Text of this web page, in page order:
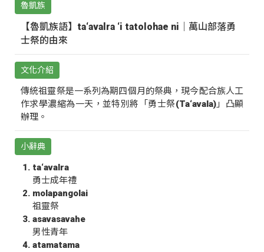
魯凱族
【魯凱族語】ta‘avalra ‘i tatolohae ni｜萬山部落勇
士祭的由來
文化介紹
傳統祖靈祭是一系列為期四個月的祭典，現今配合族人工
作求學濃縮為一天，並特別將「勇士祭(Ta‘avala)」凸顯
辦理。
小辭典
ta‘avalra
勇士成年禮
molapangolai
祖靈祭
asavasavahe
男性青年
atamatama